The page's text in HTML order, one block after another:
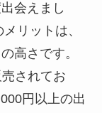
会えまし
リットは、
高さです。
されてお
円以上の出